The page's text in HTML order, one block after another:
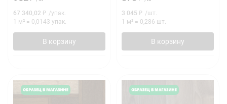
67 340,02 ₽ /упак.
1 м² = 0,0143 упак.
В корзину
3 045 ₽ /шт.
1 м² = 0,286 шт.
В корзину